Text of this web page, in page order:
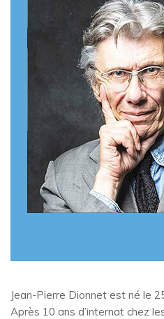
Jean-Pierre Dionnet est né le
Après 10 ans d’internat chez